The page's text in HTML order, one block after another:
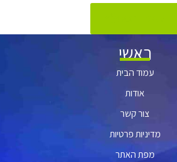
ראשי
עמוד הבית
אודות
צור קשר
מדיניות פרטיות
מפת האתר